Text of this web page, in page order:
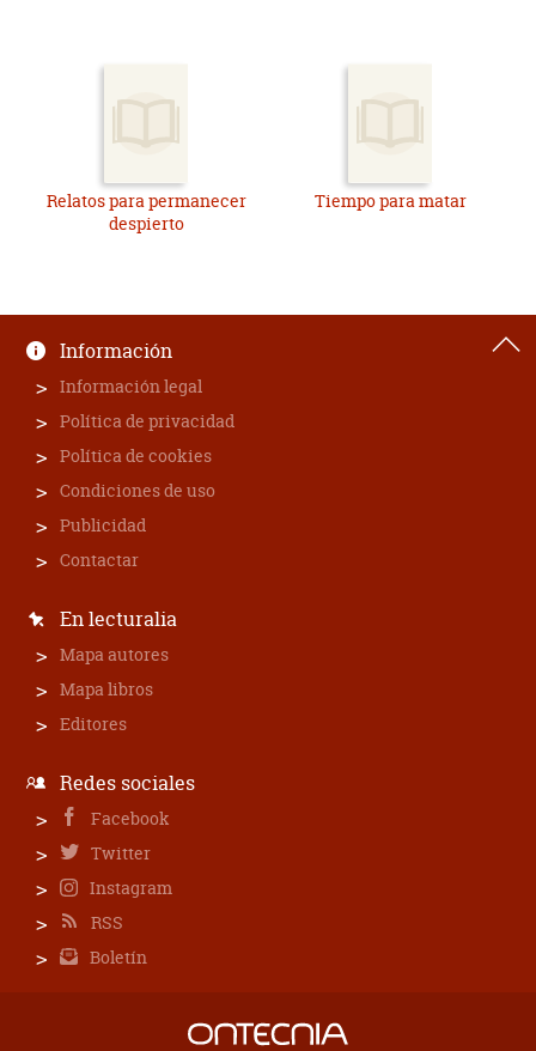
Relatos para permanecer
despierto
Tiempo para matar
Información
Información legal
Política de privacidad
Política de cookies
Condiciones de uso
Publicidad
Contactar
En lecturalia
Mapa autores
Mapa libros
Editores
Redes sociales
Facebook
Twitter
Instagram
RSS
Boletín